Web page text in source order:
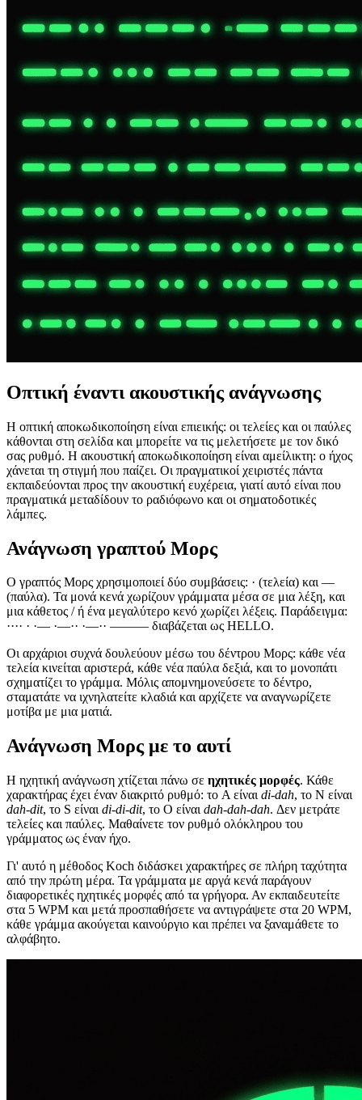
Οπτική έναντι ακουστικής ανάγνωσης
Η οπτική αποκωδικοποίηση είναι επιεικής: οι τελείες και οι παύλες
κάθονται στη σελίδα και μπορείτε να τις μελετήσετε με τον δικό
σας ρυθμό. Η ακουστική αποκωδικοποίηση είναι αμείλικτη: ο ήχος
χάνεται τη στιγμή που παίζει. Οι πραγματικοί χειριστές πάντα
εκπαιδεύονται προς την ακουστική ευχέρεια, γιατί αυτό είναι που
πραγματικά μεταδίδουν το ραδιόφωνο και οι σηματοδοτικές
λάμπες.
Ανάγνωση γραπτού Μορς
Ο γραπτός Μορς χρησιμοποιεί δύο συμβάσεις: · (τελεία) και—
(παύλα). Τα μονά κενά χωρίζουν γράμματα μέσα σε μια λέξη, και
μια κάθετος /ή ένα μεγαλύτερο κενό χωρίζει λέξεις. Παράδειγμα:
···· · ·— ·—·· ·—·· ——— διαβάζεται ως HELLO.
Οι αρχάριοι συχνά δουλεύουν μέσω του δέντρου Μορς: κάθε νέα
τελεία κινείται αριστερά, κάθε νέα παύλα δεξιά, και το μονοπάτι
σχηματίζει το γράμμα. Μόλις απομνημονεύσετε το δέντρο,
σταματάτε να ιχνηλατείτε κλαδιά και αρχίζετε να αναγνωρίζετε
μοτίβα με μια ματιά.
Ανάγνωση Μορς με το αυτί
Η ηχητική ανάγνωση χτίζεται πάνω σε ηχητικές μορφές. Κάθε
χαρακτήρας έχει έναν διακριτό ρυθμό: το A είναι di-dah, το N είναι
dah-dit, το S είναι di-di-dit, το O είναι dah-dah-dah. Δεν μετράτε
τελείες και παύλες. Μαθαίνετε τον ρυθμό ολόκληρου του
γράμματος ως έναν ήχο.
Γι' αυτό η μέθοδος Koch διδάσκει χαρακτήρες σε πλήρη ταχύτητα
από την πρώτη μέρα. Τα γράμματα με αργά κενά παράγουν
διαφορετικές ηχητικές μορφές από τα γρήγορα. Αν εκπαιδευτείτε
στα 5 WPM και μετά προσπαθήσετε να αντιγράψετε στα 20 WPM,
κάθε γράμμα ακούγεται καινούργιο και πρέπει να ξαναμάθετε το
αλφάβητο.